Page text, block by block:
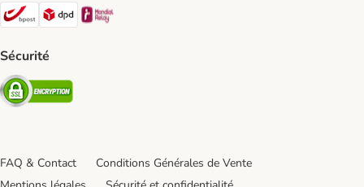
Bpost Shipping Method
DPD Shipping Method
Sécurité
Security
FAQ & Contact
Conditions Générales de Vente